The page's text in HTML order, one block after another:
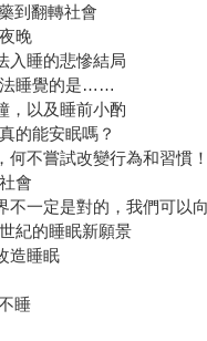
到翻轉社會
晚
入睡的悲慘結局
法睡覺的是……
，以及睡前小酌
的能安眠嗎？
何不嘗試改變行為和習慣！
會
不一定是對的，我們可以
紀的睡眠新願景
造睡眠
睡